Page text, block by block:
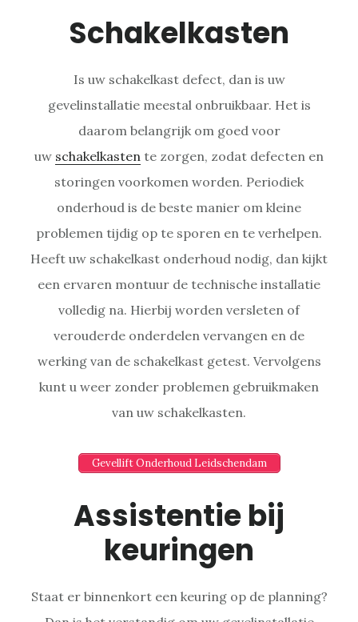
Schakelkasten
Is uw schakelkast defect, dan is uw
gevelinstallatie meestal onbruikbaar. Het is
daarom belangrijk om goed voor
uw schakelkasten te zorgen, zodat defecten en
storingen voorkomen worden. Periodiek
onderhoud is de beste manier om kleine
problemen tijdig op te sporen en te verhelpen.
Heeft uw schakelkast onderhoud nodig, dan kijkt
een ervaren montuur de technische installatie
volledig na. Hierbij worden versleten of
verouderde onderdelen vervangen en de
werking van de schakelkast getest. Vervolgens
kunt u weer zonder problemen gebruikmaken
van uw schakelkasten.
Gevellift Onderhoud Leidschendam
Assistentie bij
keuringen
Staat er binnenkort een keuring op de planning?